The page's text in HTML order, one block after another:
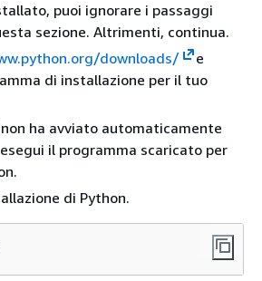
puoi ignorare i passaggi
sezione. Altrimenti, continua.
downloads/
e
di installazione per il tuo
ha avviato automaticamente
il programma scaricato per
di Python.